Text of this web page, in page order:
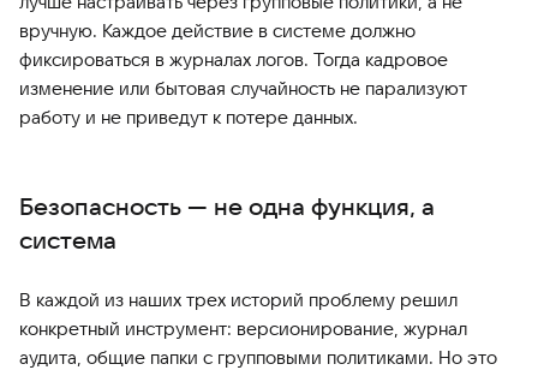
вручную. Каждое действие в системе должно
фиксироваться в журналах логов. Тогда кадровое
изменение или бытовая случайность не парализуют
работу и не приведут к потере данных.
Безопасность — не одна функция, а
система
В каждой из наших трех историй проблему решил
конкретный инструмент: версионирование, журнал
аудита, общие папки с групповыми политиками. Но это